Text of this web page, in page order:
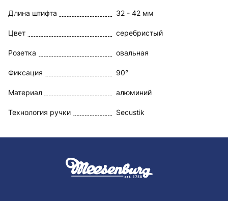
Длина штифта 32 - 42 мм
Цвет серебристый
Розетка овальная
Фиксация 90°
Материал алюминий
Технология ручки Secustik